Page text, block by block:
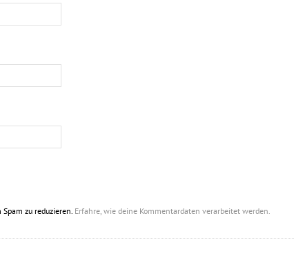
zu reduzieren. Erfahre, wie deine Kommentardaten verarbeitet werden.